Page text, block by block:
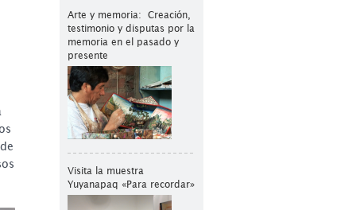
Arte y memoria: Creación,
testimonio y disputas por la
memoria en el pasado y
presente
Visita la muestra
Yuyanapaq «Para recordar»